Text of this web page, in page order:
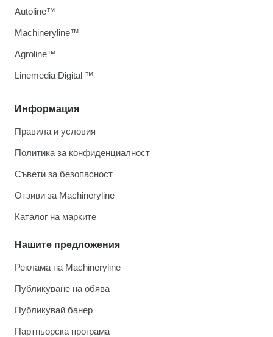
Информация
Правила и условия
Политика за конфиденциалност
Съвети за безопасност
Отзиви за Machineryline
Каталог на марките
Нашите предложения
Реклама на Machineryline
Публикуване на обява
Публикувай банер
Партньорска програма
Autoline™
Machineryline™
Agroline™
Linemedia Digital ™